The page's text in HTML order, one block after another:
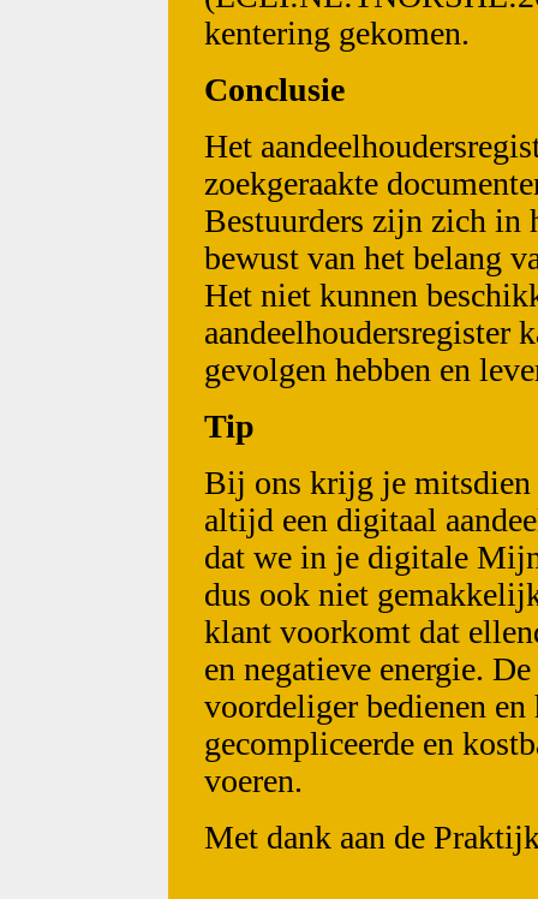
kentering gekomen.
Conclusie
Het
zoekgeraakte
Bestuurders zijn zich in
bewust van het belang
Het niet kunnen
aandeelhoudersregister
gevolgen hebben en
Tip
Bij ons krijg je
altijd een digitaal
dat we in je digitale
dus ook niet
klant voorkomt dat
en negatieve energie.
voordeliger bedienen
gecompliceerde en
voeren.
Met dank aan de